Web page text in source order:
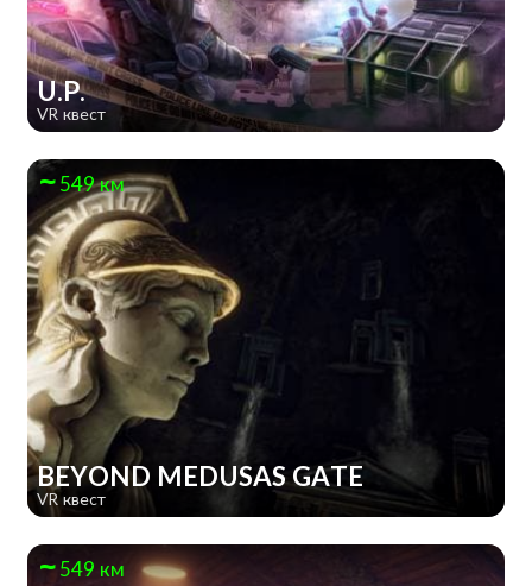
U.P.
VR квест
549 км
BEYOND MEDUSAS GATE
VR квест
549 км